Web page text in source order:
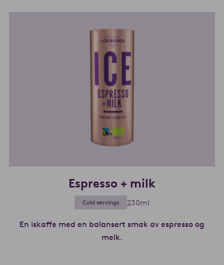
Espresso + milk
Cold servings 230ml
En iskaffe med en balansert smak av espresso og
melk.